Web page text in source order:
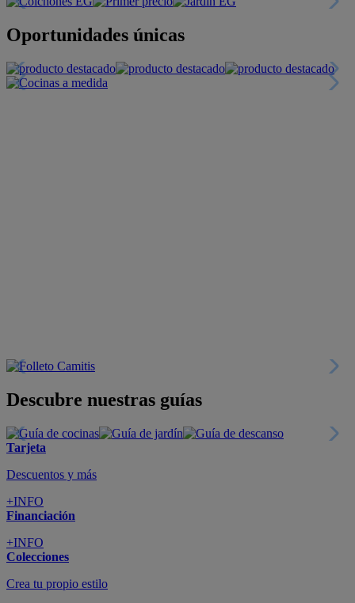
Oportunidades únicas
Descubre nuestras guías
Tarjeta
Descuentos y más
+INFO
Financiación
+INFO
Colecciones
Crea tu propio estilo